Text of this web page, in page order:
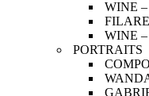
WINE –
WINE –
PORTRAITS